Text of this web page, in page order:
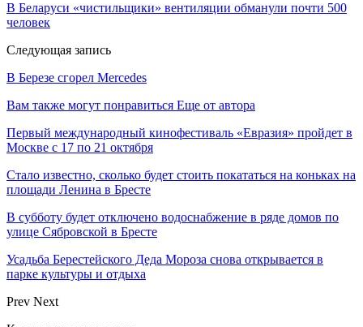
В Беларуси «чистильщики» вентиляции обманули почти 500
человек
Следующая запись
В Березе сгорел Mercedes
Вам также могут понравиться Еще от автора
Первый международный кинофестиваль «Евразия» пройдет в
Москве с 17 по 21 октября
Стало известно, сколько будет стоить покататься на коньках на
площади Ленина в Бресте
В субботу будет отключено водоснабжение в ряде домов по
улице Сябровской в Бресте
Усадьба Берестейского Деда Мороза снова открывается в
парке культуры и отдыха
Prev Next